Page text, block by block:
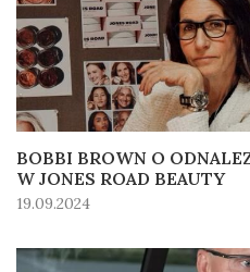
BOBBI BROWN O
W JONES ROAD BEAUTY
19.09.2024